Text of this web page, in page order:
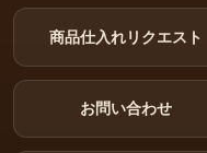
商品仕入れリクエスト
お問い合わせ